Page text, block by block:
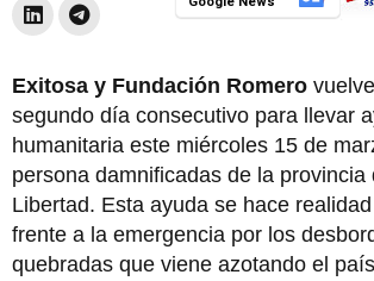
Exitosa y Fundación Romero
segundo día consecutivo para llevar
humanitaria este miércoles 15 de
persona damnificadas de la provincia
Libertad. Esta ayuda se hace
frente a la emergencia por los
quebradas que viene azotando el